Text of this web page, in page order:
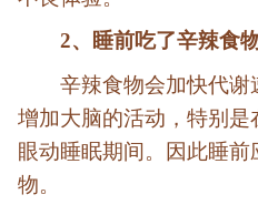
2、睡前吃了辛辣食
辛辣食物会加快代
增加大脑的活动，特别是
眼动睡眠期间。因此睡
物。